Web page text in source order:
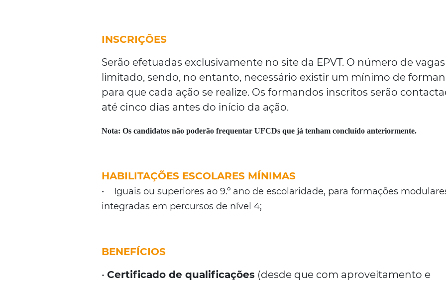
INSCRIÇÕES
Serão efetuadas exclusivamente no site da EPVT. O número de
limitado, sendo, no entanto, necessário existir um mínimo de
para que cada ação se realize. Os formandos inscritos serão
até cinco dias antes do início da ação.
Nota:Os candidatos não poderão frequentar UFCDs que já tenham concluído anteriormente.
HABILITAÇÕES ESCOLARES MÍNIMAS
• Iguais ou superiores ao 9.º ano de escolaridade, para formações
integradas em percursos de nível 4;
BENEFÍCIOS
•Certificado de qualificações (desde que com aproveitamento e